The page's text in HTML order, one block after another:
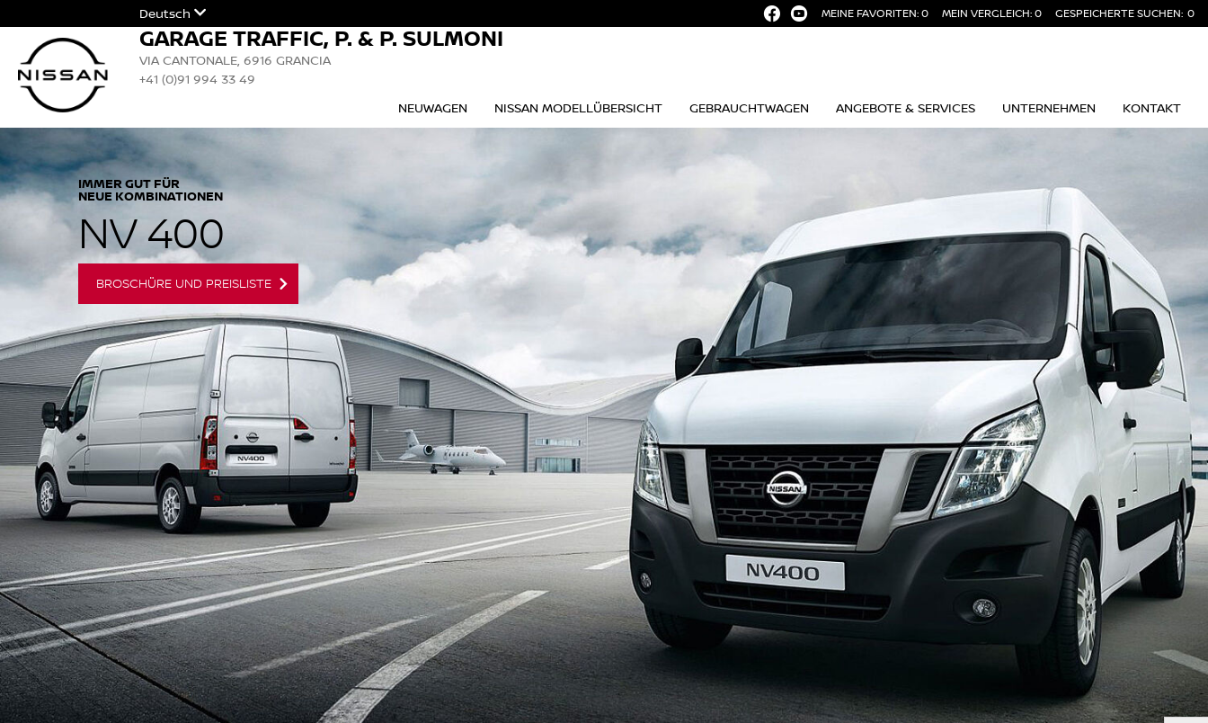
Deutsch MEINE FAVORITEN:0 MEIN VERGLEICH:0 GESPEICHERTE SUCHEN: 0
GARAGE TRAFFIC, P. & P. SULMONI
VIA CANTONALE, 6916 GRANCIA
+41 (0)91 994 33 49
NEUWAGEN
NISSAN MODELLÜBERSICHT GEBRAUCHTWAGEN ANGEBOTE & SERVICES UNTERNEHMEN KONTAKT
IMMER GUT FÜR
NEUE KOMBINATIONEN
NV 400
BROSCHÜRE UND PREISLISTE